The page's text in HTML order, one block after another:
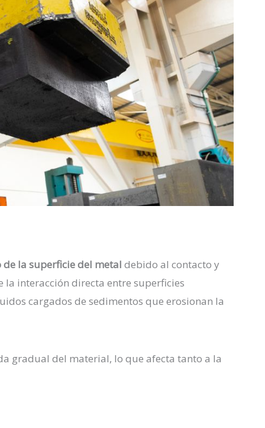
la superficie del metal debido al contacto y
la interacción directa entre superficies
cargados de sedimentos que erosionan la
gradual del material, lo que afecta tanto a la